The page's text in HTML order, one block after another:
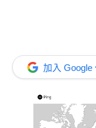
加入 Google